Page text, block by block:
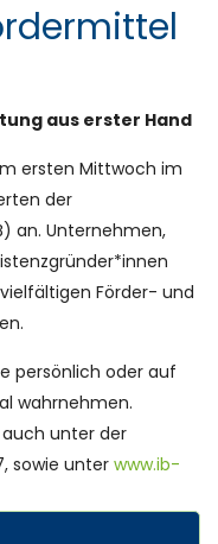
aus erster Hand
ersten Mittwoch im
der
an. Unternehmen,
Förder- und
persönlich oder auf
wahrnehmen.
unter der
sowie unter www.ib-